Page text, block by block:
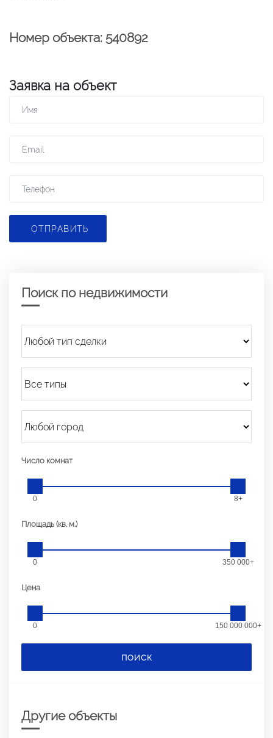
Номер объекта: 540892
Заявка на объект
ОТПРАВИТЬ
Поиск по недвижимости
Число комнат
0 8+
Площадь (кв. м.)
0 350 000+
Цена
0 150 000 000+
ПОИСК
Другие объекты